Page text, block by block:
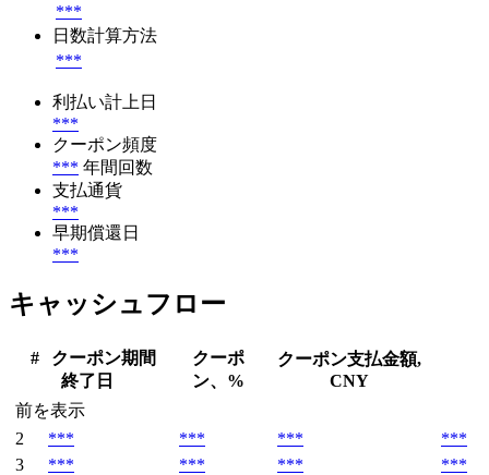
***
日数計算方法
***
利払い計上日
***
クーポン頻度
*** 年間回数
支払通貨
***
早期償還日
***
キャッシュフロー
#
クーポン期間
終了日
クーポ
ン、%
クーポン支払金額,
CNY
前を表示
2
*** *** ***
***
3
*** *** ***
***